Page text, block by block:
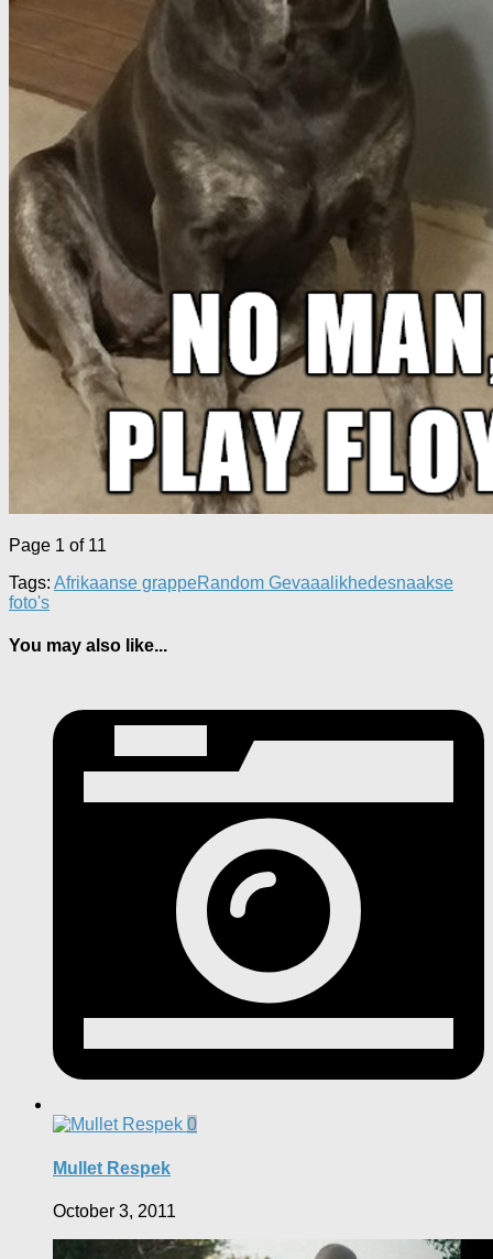
Page 1 of 11
Tags: Afrikaanse grappeRandom Gevaaalikhedesnaakse
foto's
You may also like...
0
Mullet Respek
October 3, 2011